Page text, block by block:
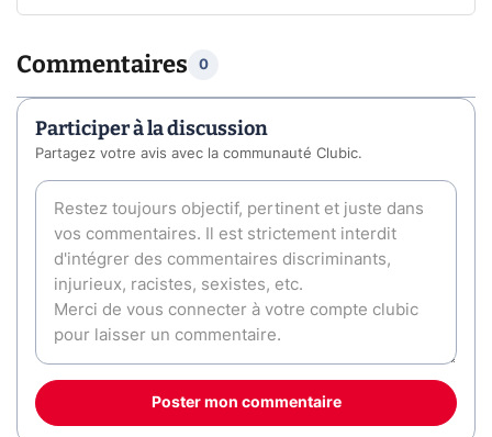
Commentaires 0
Participer à la discussion
Partagez votre avis avec la communauté Clubic.
Poster mon commentaire